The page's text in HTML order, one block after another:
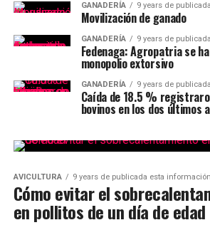
GANADERÍA 9 years de
Movilización de ganado
GANADERÍA 9 years de
Fedenaga: Agropatria se
monopolio extorsivo
GANADERÍA 9 years de
Caída de 18.5 %
bovinos en los dos últimos
AVICULTURA 9 years de publicada esta
Cómo evitar el
en pollitos de un día de edad